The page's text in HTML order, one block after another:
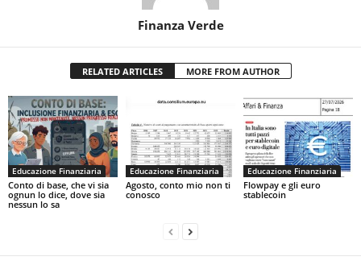
Finanza Verde
RELATED ARTICLES MORE FROM AUTHOR
Educazione Finanziaria
Conto di base, che vi sia
ognun lo dice, dove sia
nessun lo sa
Educazione Finanziaria
Agosto, conto mio non ti
conosco
Educazione Finanziaria
Flowpay e gli euro
stablecoin